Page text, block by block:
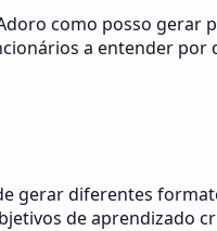
como posso
a entender por
gerar diferentes
de aprendizado